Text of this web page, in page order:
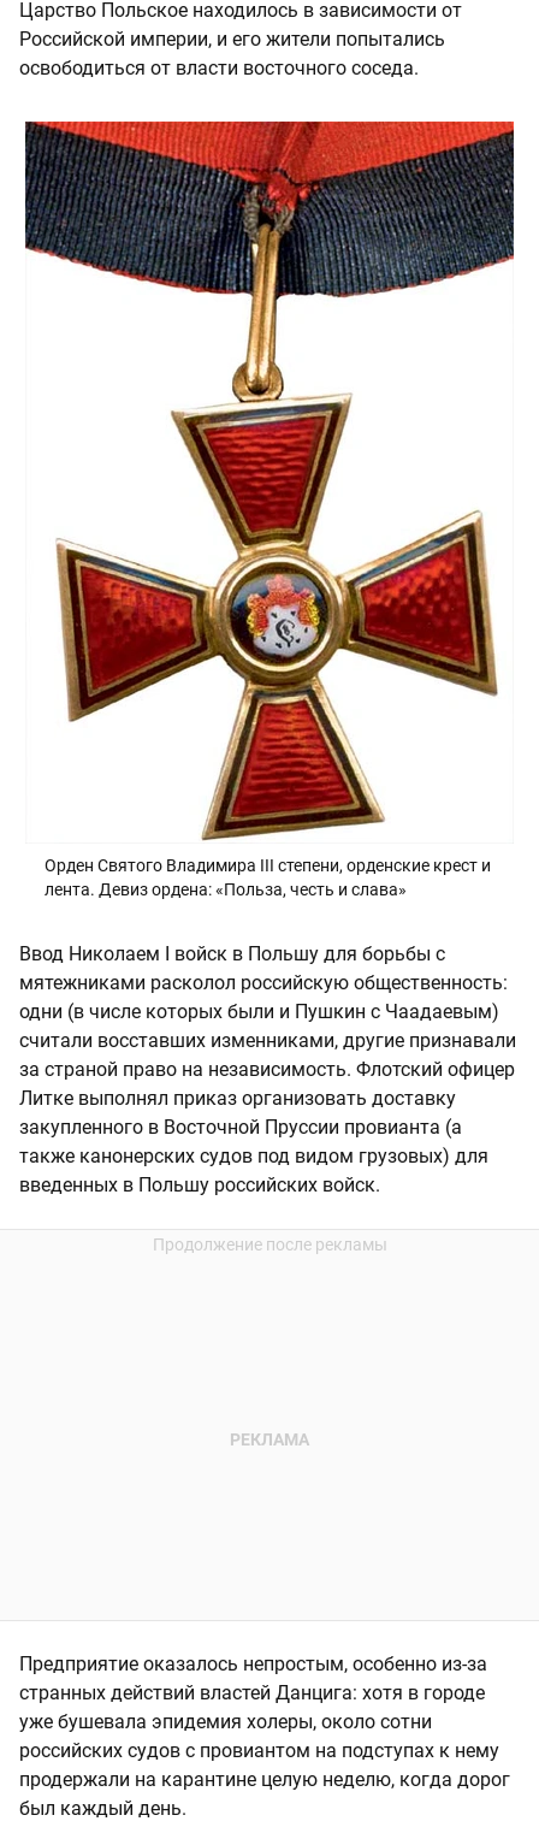
Царство Польское находилось в зависимости от
Российской империи, и его жители попытались
освободиться от власти восточного соседа.
Орден Святого Владимира III степени, орденские крест и
лента. Девиз ордена: «Польза, честь и слава»
Ввод Николаем I войск в Польшу для борьбы с
мятежниками расколол российскую общественность:
одни (в числе которых были и Пушкин с Чаадаевым)
считали восставших изменниками, другие признавали
за страной право на независимость. Флотский офицер
Литке выполнял приказ организовать доставку
закупленного в Восточной Пруссии провианта (а
также канонерских судов под видом грузовых) для
введенных в Польшу российских войск.
Предприятие оказалось непростым, особенно из-за
странных действий властей Данцига: хотя в городе
уже бушевала эпидемия холеры, около сотни
российских судов с провиантом на подступах к нему
продержали на карантине целую неделю, когда дорог
был каждый день.